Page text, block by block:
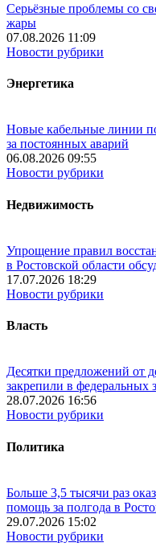
Серьёзные проблемы со
жары
07.08.2026 11:09
Новости рубрики
Энергетика
Новые кабельные линии
за постоянных аварий
06.08.2026 09:55
Новости рубрики
Недвижимость
Упрощение правил
в Ростовской области
17.07.2026 18:29
Новости рубрики
Власть
Десятки предложений от
закрепили в федеральных
28.07.2026 16:56
Новости рубрики
Политика
Больше 3,5 тысячи раз
помощь за полгода в
29.07.2026 15:02
Новости рубрики